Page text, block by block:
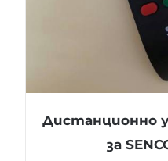
Дистанционно
за